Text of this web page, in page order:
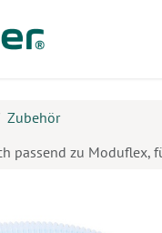
Zubehör
passend zu Moduflex,